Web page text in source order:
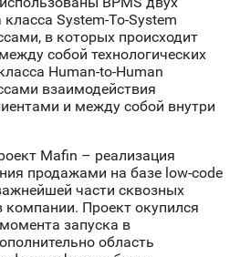
System-To-System
в которых происходит
собой технологических
Human-to-Human
взаимодействия
и между собой внутри
Mafin – реализация
продажами на базе low-code
части сквозных
компании. Проект окупился
запуска в
область